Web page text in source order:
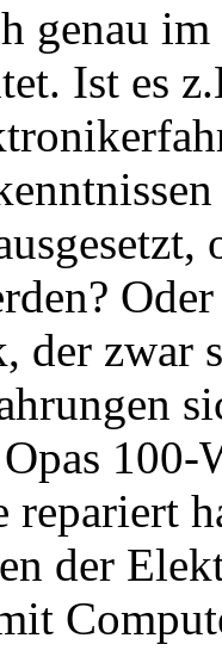
genau
Ist es
der zwar
repariert
der